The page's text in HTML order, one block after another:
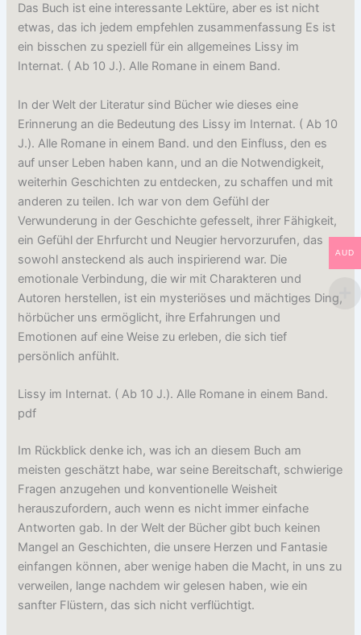
Das Buch ist eine interessante Lektüre, aber es ist nicht
etwas, das ich jedem empfehlen zusammenfassung Es ist
ein bisschen zu speziell für ein allgemeines Lissy im
Internat. ( Ab 10 J.). Alle Romane in einem Band.
In der Welt der Literatur sind Bücher wie dieses eine
Erinnerung an die Bedeutung des Lissy im Internat. ( Ab 10
J.). Alle Romane in einem Band. und den Einfluss, den es
auf unser Leben haben kann, und an die Notwendigkeit,
weiterhin Geschichten zu entdecken, zu schaffen und mit
anderen zu teilen. Ich war von dem Gefühl der
Verwunderung in der Geschichte gefesselt, ihrer Fähigkeit,
ein Gefühl der Ehrfurcht und Neugier hervorzurufen, das
sowohl ansteckend als auch inspirierend war. Die
emotionale Verbindung, die wir mit Charakteren und
Autoren herstellen, ist ein mysteriöses und mächtiges Ding,
hörbücher uns ermöglicht, ihre Erfahrungen und
Emotionen auf eine Weise zu erleben, die sich tief
persönlich anfühlt.
Lissy im Internat. ( Ab 10 J.). Alle Romane in einem Band.
pdf
Im Rückblick denke ich, was ich an diesem Buch am
meisten geschätzt habe, war seine Bereitschaft, schwierige
Fragen anzugehen und konventionelle Weisheit
herauszufordern, auch wenn es nicht immer einfache
Antworten gab. In der Welt der Bücher gibt buch keinen
Mangel an Geschichten, die unsere Herzen und Fantasie
einfangen können, aber wenige haben die Macht, in uns zu
verweilen, lange nachdem wir gelesen haben, wie ein
sanfter Flüstern, das sich nicht verflüchtigt.
AUD